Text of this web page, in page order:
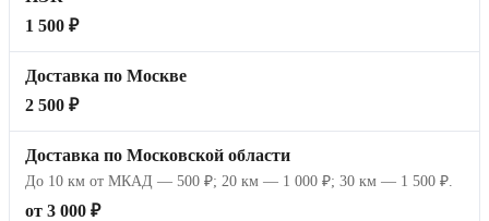
1 500 ₽
Доставка по Москве
2 500 ₽
Доставка по Московской области
До 10 км от МКАД — 500 ₽; 20 км — 1 000 ₽; 30 км — 1 500 ₽.
от 3 000 ₽